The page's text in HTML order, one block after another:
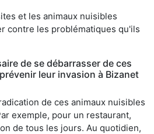
et les animaux nuisibles
contre les problématiques qu'ils
de se débarrasser de ces
leur invasion à Bizanet
de ces animaux nuisibles
exemple, pour un restaurant,
de tous les jours. Au quotidien,